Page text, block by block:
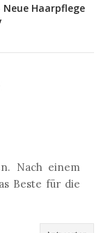
Haarpflege
Nach einem
Beste für die